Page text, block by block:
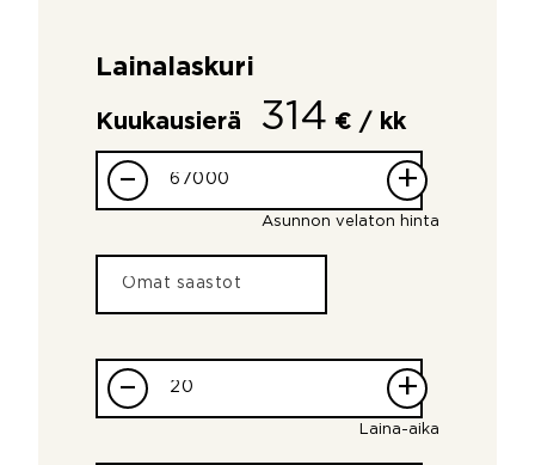
Lainalaskuri
Kuukausierä 314 € / kk
– +
Asunnon velaton hinta
– +
Laina-aika